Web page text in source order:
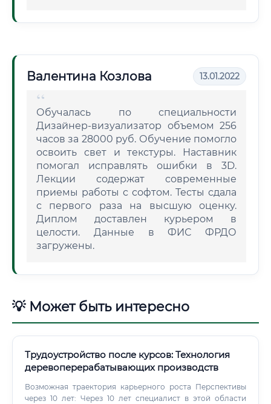
Валентина Козлова 13.01.2022
Обучалась по специальности
Дизайнер-визуализатор объемом 256
часов за 28000 руб. Обучение помогло
освоить свет и текстуры. Наставник
помогал исправлять ошибки в 3D.
Лекции содержат современные
приемы работы с софтом. Тесты сдала
с первого раза на высшую оценку.
Диплом доставлен курьером в
целости. Данные в ФИС ФРДО
загружены.
💡 Может быть интересно
Трудоустройство после курсов: Технология
деревоперерабатывающих производств
Возможная траектория карьерного роста Перспективы
через 10 лет: Через 10 лет специалист в этой области